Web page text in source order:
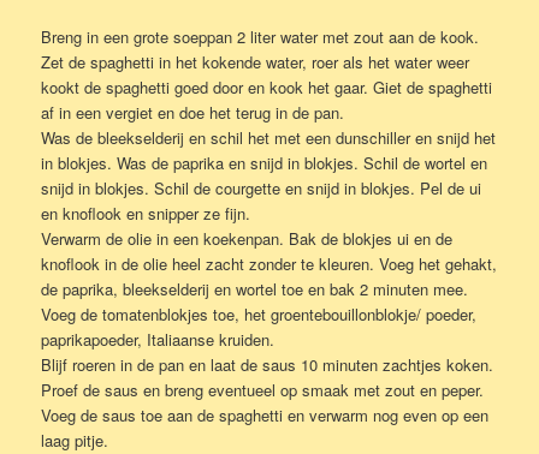
Breng in een grote soeppan 2 liter water met zout aan de kook.
Zet de spaghetti in het kokende water, roer als het water weer
kookt de spaghetti goed door en kook het gaar. Giet de spaghetti
af in een vergiet en doe het terug in de pan.
Was de bleekselderij en schil het met een dunschiller en snijd het
in blokjes. Was de paprika en snijd in blokjes. Schil de wortel en
snijd in blokjes. Schil de courgette en snijd in blokjes. Pel de ui
en knoflook en snipper ze fijn.
Verwarm de olie in een koekenpan. Bak de blokjes ui en de
knoflook in de olie heel zacht zonder te kleuren. Voeg het gehakt,
de paprika, bleekselderij en wortel toe en bak 2 minuten mee.
Voeg de tomatenblokjes toe, het groentebouillonblokje/ poeder,
paprikapoeder, Italiaanse kruiden.
Blijf roeren in de pan en laat de saus 10 minuten zachtjes koken.
Proef de saus en breng eventueel op smaak met zout en peper.
Voeg de saus toe aan de spaghetti en verwarm nog even op een
laag pitje.